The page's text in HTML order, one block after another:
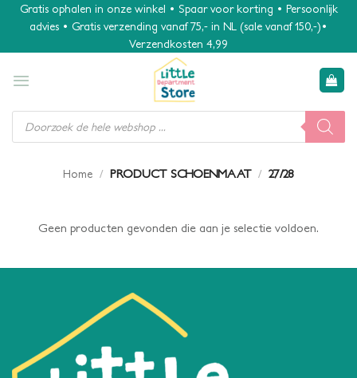
Gratis ophalen in onze winkel • Spaar voor korting • Persoonlijk
advies • Gratis verzending vanaf 75,- in NL (sale vanaf 150,-)•
Verzendkosten 4,99
Producten
zoeken
Home / PRODUCT SCHOENMAAT / 27/28
Geen producten gevonden die aan je selectie voldoen.